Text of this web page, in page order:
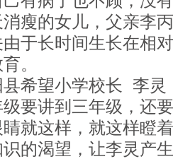
的女儿，父亲李丙
于长时间生长在相
。
望小学校长 李灵
要讲到三年级，还
就这样，就这样瞪
渴望，让李灵产生